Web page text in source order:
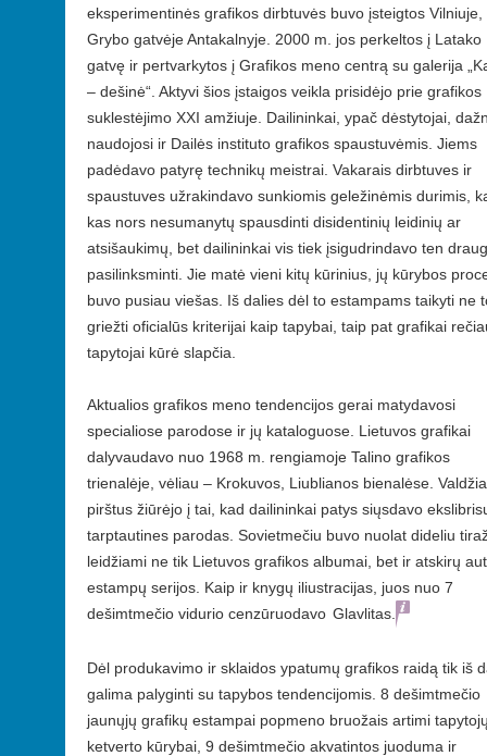
eksperimentinės grafikos dirbtuvės buvo įsteigtos Vilniuje,
Grybo gatvėje Antakalnyje. 2000 m. jos perkeltos į Latako
gatvę ir pertvarkytos į Grafikos meno centrą su galerija
– dešinė“. Aktyvi šios įstaigos veikla prisidėjo prie grafikos
suklestėjimo XXI amžiuje. Dailininkai, ypač dėstytojai,
naudojosi ir Dailės instituto grafikos spaustuvėmis. Jiems
padėdavo patyrę technikų meistrai. Vakarais dirbtuves ir
spaustuves užrakindavo sunkiomis geležinėmis durimis,
kas nors nesumanytų spausdinti disidentinių leidinių ar
atsišaukimų, bet dailininkai vis tiek įsigudrindavo ten
pasilinksminti. Jie matė vieni kitų kūrinius, jų kūrybos
buvo pusiau viešas. Iš dalies dėl to estampams taikyti ne
griežti oficialūs kriterijai kaip tapybai, taip pat grafikai
tapytojai kūrė slapčia.
Aktualios grafikos meno tendencijos gerai matydavosi
specialiose parodose ir jų kataloguose. Lietuvos grafikai
dalyvaudavo nuo 1968 m. rengiamoje Talino grafikos
trienalėje, vėliau – Krokuvos, Liublianos bienalėse.
pirštus žiūrėjo į tai, kad dailininkai patys siųsdavo
tarptautines parodas. Sovietmečiu buvo nuolat dideliu
leidžiami ne tik Lietuvos grafikos albumai, bet ir atskirų
estampų serijos. Kaip ir knygų iliustracijas, juos nuo 7
dešimtmečio vidurio cenzūruodavo Glavlitas.
Dėl produkavimo ir sklaidos ypatumų grafikos raidą tik iš
galima palyginti su tapybos tendencijomis. 8 dešimtmečio
jaunųjų grafikų estampai popmeno bruožais artimi
ketverto kūrybai, 9 dešimtmečio akvatintos juoduma ir